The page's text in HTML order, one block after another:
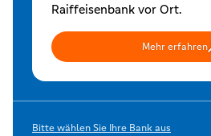
Raiffeisenbank vor Ort.
Mehr erfahren
Bitte wählen Sie Ihre Bank aus